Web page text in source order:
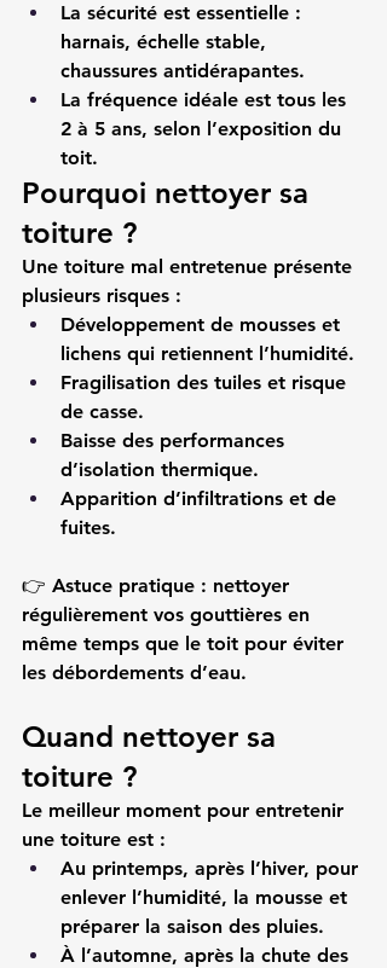
La sécurité est essentielle :
harnais, échelle stable,
chaussures antidérapantes.
La fréquence idéale est tous les
2 à 5 ans, selon l’exposition du
toit.
Pourquoi nettoyer sa
toiture ?
Une toiture mal entretenue présente
plusieurs risques :
Développement de mousses et
lichens qui retiennent l’humidité.
Fragilisation des tuiles et risque
de casse.
Baisse des performances
d’isolation thermique.
Apparition d’infiltrations et de
fuites.
👉 Astuce pratique : nettoyer
régulièrement vos gouttières en
même temps que le toit pour éviter
les débordements d’eau.
Quand nettoyer sa
toiture ?
Le meilleur moment pour entretenir
une toiture est :
Au printemps, après l’hiver, pour
enlever l’humidité, la mousse et
préparer la saison des pluies.
À l’automne, après la chute des